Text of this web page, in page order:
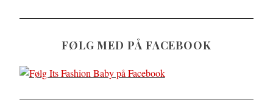
FØLG MED PÅ FACEBOOK